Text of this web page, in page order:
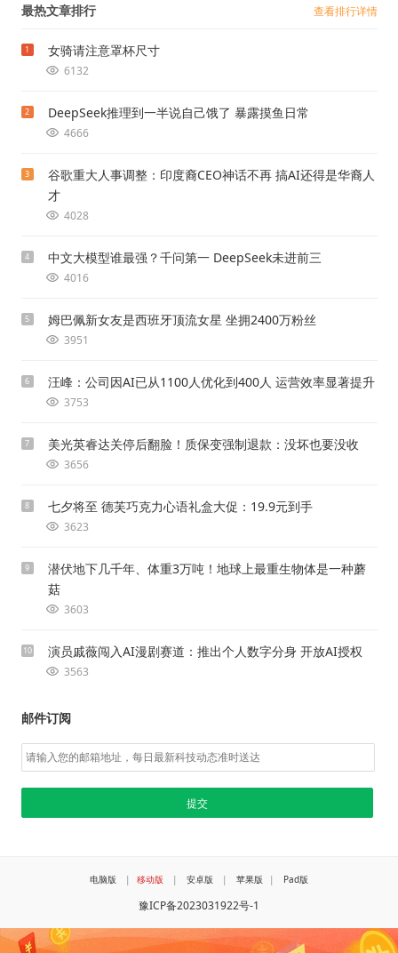
最热文章排行 查看排行详情
1 女骑请注意罩杯尺寸
6132
2 DeepSeek推理到一半说自己饿了 暴露摸鱼日常
4666
3
谷歌重大人事调整：印度裔CEO神话不再 搞AI还得是华裔人
才
4028
4 中文大模型谁最强？千问第一 DeepSeek未进前三
4016
5 姆巴佩新女友是西班牙顶流女星 坐拥2400万粉丝
3951
6 汪峰：公司因AI已从1100人优化到400人 运营效率显著提升
3753
7 美光英睿达关停后翻脸！质保变强制退款：没坏也要没收
3656
8 七夕将至 德芙巧克力心语礼盒大促：19.9元到手
3623
9
潜伏地下几千年、体重3万吨！地球上最重生物体是一种蘑
菇
3603
10 演员戚薇闯入AI漫剧赛道：推出个人数字分身 开放AI授权
3563
邮件订阅
电脑版 | 移动版 | 安卓版 | 苹果版 | Pad版
豫ICP备2023031922号-1